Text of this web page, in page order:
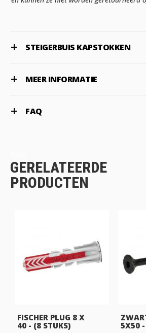
STEIGERBUIS KAPSTOKKEN
MEER INFORMATIE
FAQ
GERELATEERDE
PRODUCTEN
FISCHER PLUG 8 X
40 - (8 STUKS)
5X50